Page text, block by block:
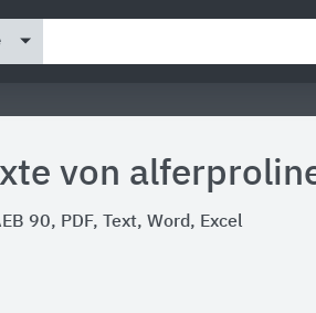
von
90, PDF, Text, Word, Excel